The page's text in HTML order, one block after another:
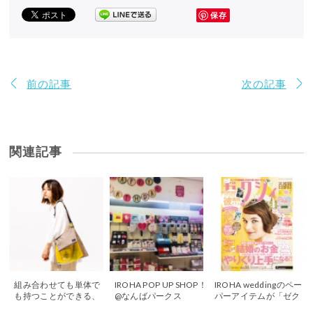
保存
前の記事 次の記事
関連記事
組み合わせても単体で
も持つことができる、
IROHA POP UP SHOP！
@なんばパークス
IROHA weddingのペー
パーアイテムが「ゼク